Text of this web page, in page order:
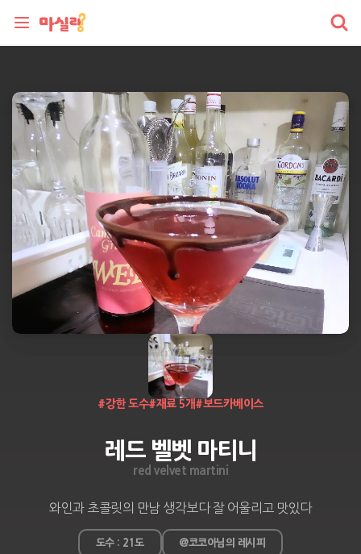
#강한 도수#재료 5개 #보드카베이스
레드 벨벳 마티니
red velvet martini
와인과 초콜릿의 만남 생각보다 잘 어울리고 맛있다
도수 : 21도 @코코아님의 레시피